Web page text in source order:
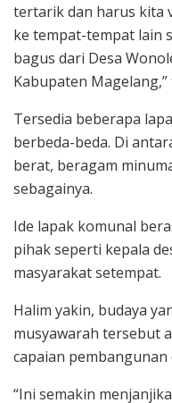
tertarik dan harus kita
ke tempat-tempat lain
bagus dari Desa
Kabupaten
Tersedia beberapa
berbeda-beda. Di
berat, beragam
sebagainya.
Ide lapak komunal
pihak seperti kepala
masyarakat setempat.
Halim yakin, budaya
musyawarah tersebut
capaian pembangunan
“Ini semakin